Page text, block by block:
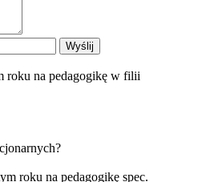
Wyślij
roku na pedagogikę w filii
roku na pedagogikę spec.